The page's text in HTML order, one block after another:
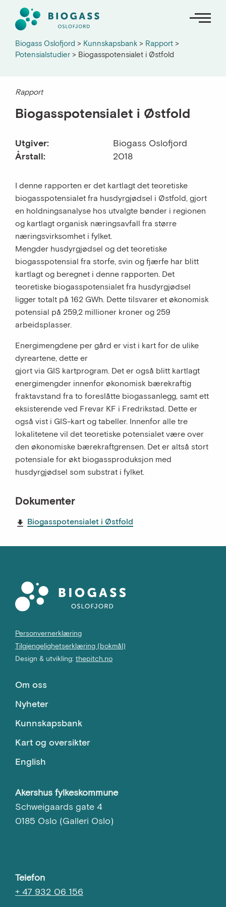
Kart og oversikter
English
Biogass Oslofjord > Kunnskapsbank > Rapport >
Potensialstudier > Biogasspotensialet i Østfold
Rapport
Biogasspotensialet i Østfold
Utgiver:
Biogass Oslofjord
Årstall:
2018
I denne rapporten er det kartlagt det teoretiske
biogasspotensialet fra husdyrgjødsel i Østfold, gjort
en holdningsanalyse hos utvalgte bønder i regionen
og kartlagt organisk næringsavfall fra større
næringsvirksomhet i fylket.
Mengder husdyrgjødsel og det teoretiske
biogasspotensial fra storfe, svin og fjærfe har blitt
kartlagt og beregnet i denne rapporten. Det
teoretiske biogasspotensialet fra husdyrgjødsel
ligger totalt på 162 GWh. Dette tilsvarer et økonomisk
potensial på 259,2 millioner kroner og 259
arbeidsplasser.
Energimengdene per gård er vist i kart for de ulike
dyreartene, dette er
gjort via GIS kartprogram. Det er også blitt kartlagt
energimengder innenfor økonomisk bærekraftig
fraktavstand fra to foreslåtte biogassanlegg, samt ett
eksisterende ved Frevar KF i Fredrikstad. Dette er
også vist i GIS-kart og tabeller. Innenfor alle tre
lokalitetene vil det teoretiske potensialet være over
den økonomiske bærekraftgrensen. Det er altså stort
potensiale for økt biogassproduksjon med
husdyrgjødsel som substrat i fylket.
Dokumenter
Biogasspotensialet i Østfold
Personvernerklæring
Tilgjengelighetserklæring (bokmål)
Design & utvikling: thepitch.no
Om oss
Nyheter
Kunnskapsbank
Kart og oversikter
English
Akershus fylkeskommune
Schweigaards gate 4
0185 Oslo (Galleri Oslo)
Telefon
+ 47 932 06 156